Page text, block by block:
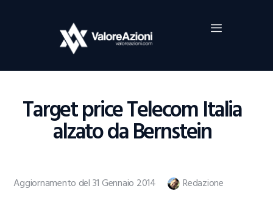
Target price Telecom Italia
alzato da Bernstein
Home
Investimenti
Borsa
Guide Al Trading
Criptovalute
Aggiornamento del 31 Gennaio 2014 Redazione